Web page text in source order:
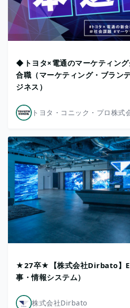
◆トヨタ×電通のマーケティン
合職（マーケティング・ブラン
ジネス）
トヨタ・コニック・プロ株式
★27卒★【株式会社Dirbato】
事・情報システム）
株式会社Dirbato